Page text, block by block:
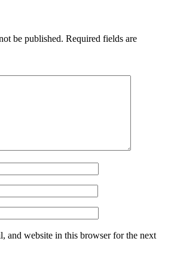
be published. Required fields are
and website in this browser for the next